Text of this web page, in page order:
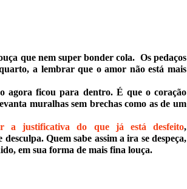
que nem super bonder cola. Os pedaços
a lembrar que o amor não está mais
agora ficou para dentro. É que o coração
muralhas sem brechas como as de um
a justificativa do que já está desfeito,
Quem sabe assim a ira se despeça,
em sua forma de mais fina louça.